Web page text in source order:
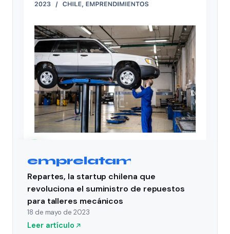
emprelatam
Repartes, la startup chilena que
revoluciona el suministro de repuestos
para talleres mecánicos
18 de mayo de 2023
Leer artículo